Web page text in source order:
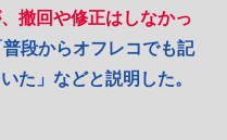
撤回や修正はしなかっ
段からオフレコでも記
た」などと説明した。